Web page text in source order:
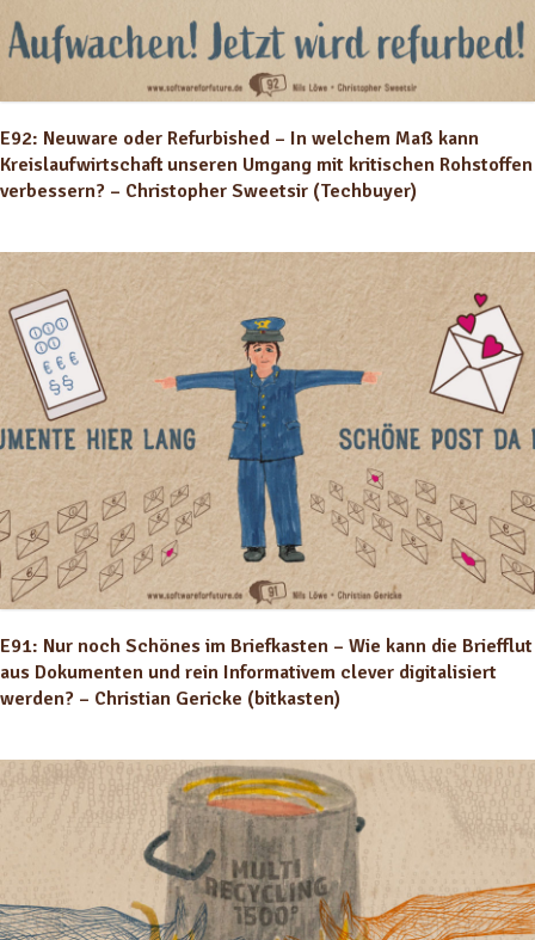
E92: Neuware oder Refurbished – In welchem Maß kann
Kreislaufwirtschaft unseren Umgang mit kritischen Rohstoffen
verbessern? – Christopher Sweetsir (Techbuyer)
E91: Nur noch Schönes im Briefkasten – Wie kann die Briefflut
aus Dokumenten und rein Informativem clever digitalisiert
werden? – Christian Gericke (bitkasten)